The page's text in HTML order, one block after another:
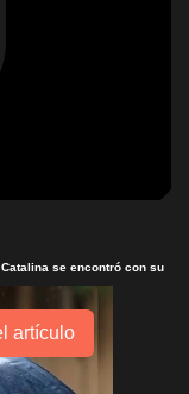
Catalina se encontró con su
artículo